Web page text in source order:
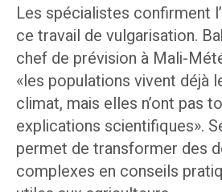
Les spécialistes confirment
ce travail de vulgarisation.
chef de prévision à Mali-
«les populations vivent déjà
climat, mais elles n’ont pas
explications scientifiques».
permet de transformer des
complexes en conseils